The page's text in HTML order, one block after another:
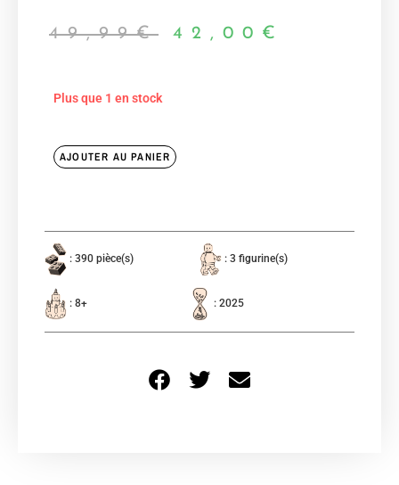
49,99€ 42,00 €
Plus que 1 en stock
AJOUTER AU PANIER
: 390 pièce(s) : 3 figurine(s)
: 8+ : 2025